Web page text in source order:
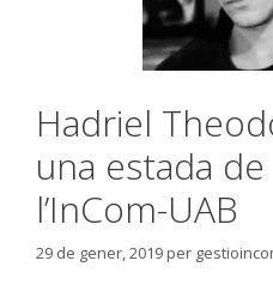
Hadriel
una estada
l’InCom-UAB
29 de gener, 2019per